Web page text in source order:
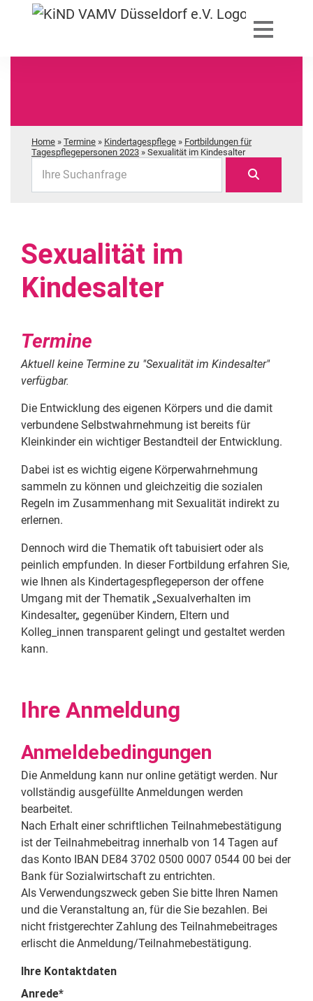
Home » Termine » Kindertagespflege » Fortbildungen für
Tagespflegepersonen 2023 » Sexualität im Kindesalter
Ihre Suchanfrage
Sexualität im
Kindesalter
Termine
Aktuell keine Termine zu "Sexualität im Kindesalter"
verfügbar.
Die Entwicklung des eigenen Körpers und die damit
verbundene Selbstwahrnehmung ist bereits für
Kleinkinder ein wichtiger Bestandteil der Entwicklung.
Dabei ist es wichtig eigene Körperwahrnehmung
sammeln zu können und gleichzeitig die sozialen
Regeln im Zusammenhang mit Sexualität indirekt zu
erlernen.
Dennoch wird die Thematik oft tabuisiert oder als
peinlich empfunden. In dieser Fortbildung erfahren Sie,
wie Ihnen als Kindertagespflegeperson der offene
Umgang mit der Thematik „Sexualverhalten im
Kindesalter„ gegenüber Kindern, Eltern und
Kolleg_innen transparent gelingt und gestaltet werden
kann.
Ihre Anmeldung
Anmeldebedingungen
Die Anmeldung kann nur online getätigt werden. Nur
vollständig ausgefüllte Anmeldungen werden
bearbeitet.
Nach Erhalt einer schriftlichen Teilnahmebestätigung
ist der Teilnahmebeitrag innerhalb von 14 Tagen auf
das Konto IBAN DE84 3702 0500 0007 0544 00 bei der
Bank für Sozialwirtschaft zu entrichten.
Als Verwendungszweck geben Sie bitte Ihren Namen
und die Veranstaltung an, für die Sie bezahlen. Bei
nicht fristgerechter Zahlung des Teilnahmebeitrages
erlischt die Anmeldung/Teilnahmebestätigung.
Ihre Kontaktdaten
Anrede*